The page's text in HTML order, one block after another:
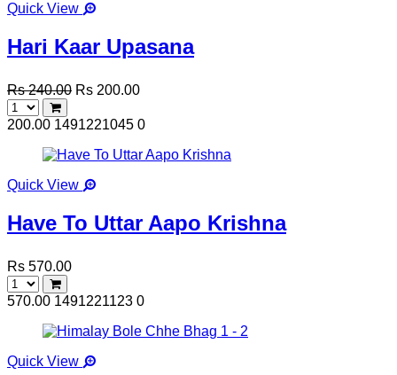
Quick View
Hari Kaar Upasana
Rs 240.00 Rs 200.00
200.00 1491221045 0
Quick View
Have To Uttar Aapo Krishna
Rs 570.00
570.00 1491221123 0
Quick View